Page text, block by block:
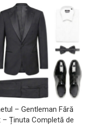
– Gentleman Fără
– Ținuta Completă de